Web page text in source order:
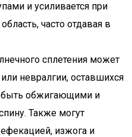
и усиливается при
часто отдавая в
сплетения может
невралгии, оставшихся
быть обжигающими и
Также могут
изжога и